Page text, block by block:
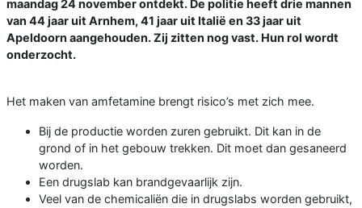
maandag 24 november ontdekt. De politie heeft drie mannen
van 44 jaar uit Arnhem, 41 jaar uit Italië en 33 jaar uit
Apeldoorn aangehouden. Zij zitten nog vast. Hun rol wordt
onderzocht.
Het maken van amfetamine brengt risico’s met zich mee.
Bij de productie worden zuren gebruikt. Dit kan in de
grond of in het gebouw trekken. Dit moet dan gesaneerd
worden.
Een drugslab kan brandgevaarlijk zijn.
Veel van de chemicaliën die in drugslabs worden gebruikt,